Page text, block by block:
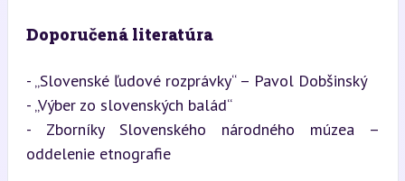
Doporučená literatúra
- „Slovenské ľudové rozprávky“ – Pavol Dobšinský
- „Výber zo slovenských balád“
- Zborníky Slovenského národného múzea –
oddelenie etnografie